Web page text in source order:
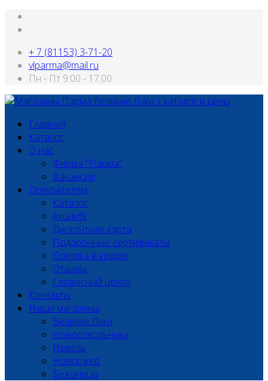
+ 7 (81153) 3-71-20
vlparma@mail.ru
Пн - Пт 9:00 - 17:00
Главная
Каталог
О нас
Фирма "Парма"
Вакансии
Покупателям
Каталог
Акции%
Дисконтная карта
Подарочные сертификаты
Покупка в кредит
Отзывы
Сервисный центр
Контакты
Наши магазины
Великие Луки
Новосокольники
Невель
Новоржев
Бежаницы